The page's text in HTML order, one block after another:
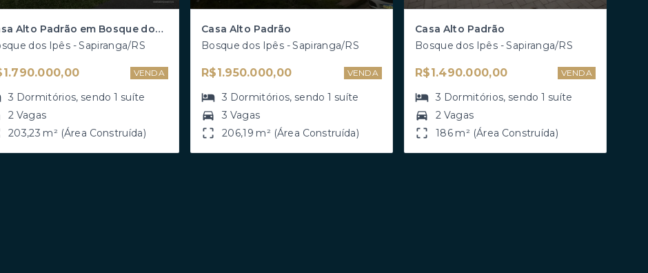
Casa Alto Padrão em Bosque dos Ipês, Sapiranga/RS
dos Ipês - Sapiranga/RS
VENDA
3 Dormitórios, sendo1 suíte
2 Vagas
203,23 m² (Área Construída)
Casa Alto Padrão
Bosque dos Ipês - Sapiranga/RS
R$1.950.000,00 VENDA
3 Dormitórios, sendo1 suíte
3 Vagas
206,19 m² (Área Construída)
Casa Alto Padrão
Bosque dos Ipês - Sapiranga/RS
R$1.490.000,00 VENDA
3 Dormitórios, sendo1 suíte
2 Vagas
186 m² (Área Construída)